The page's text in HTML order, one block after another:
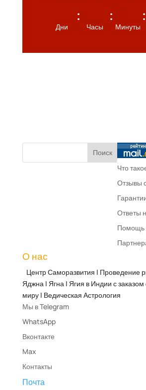
Дни
:
Часы
:
Минуты
:
Что
Отзывы
Ответы
Помощь
О нас
Центр Саморазвития | Проведение
Яджна | Ягна | Ягия в Индии с
миру | Ведическая Астрология
Мы в Telegram
WhatsApp
Вконтакте
Max
Контакты
Почта